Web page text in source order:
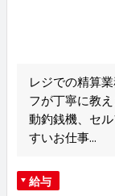
レジでの精算
フが丁寧に教
動釣銭機、セ
すいお仕事...
給与